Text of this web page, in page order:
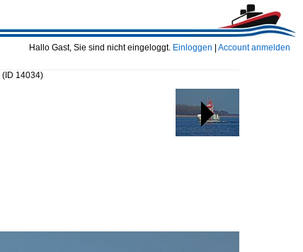
Hallo Gast, Sie sind nicht eingeloggt. Einloggen Account anmelden
(ID 14034)